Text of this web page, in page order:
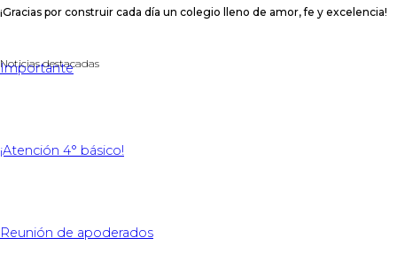
¡Gracias por construir cada día un colegio lleno de amor, fe y excelencia!
Noticias destacadas
Importante
¡Atención 4° básico!
Reunión de apoderados